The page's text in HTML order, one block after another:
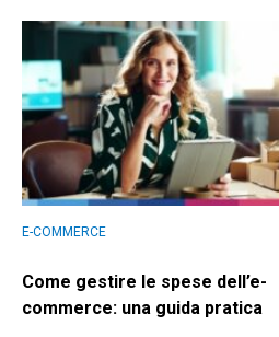
E-COMMERCE
Come gestire le spese dell’e-
commerce: una guida pratica